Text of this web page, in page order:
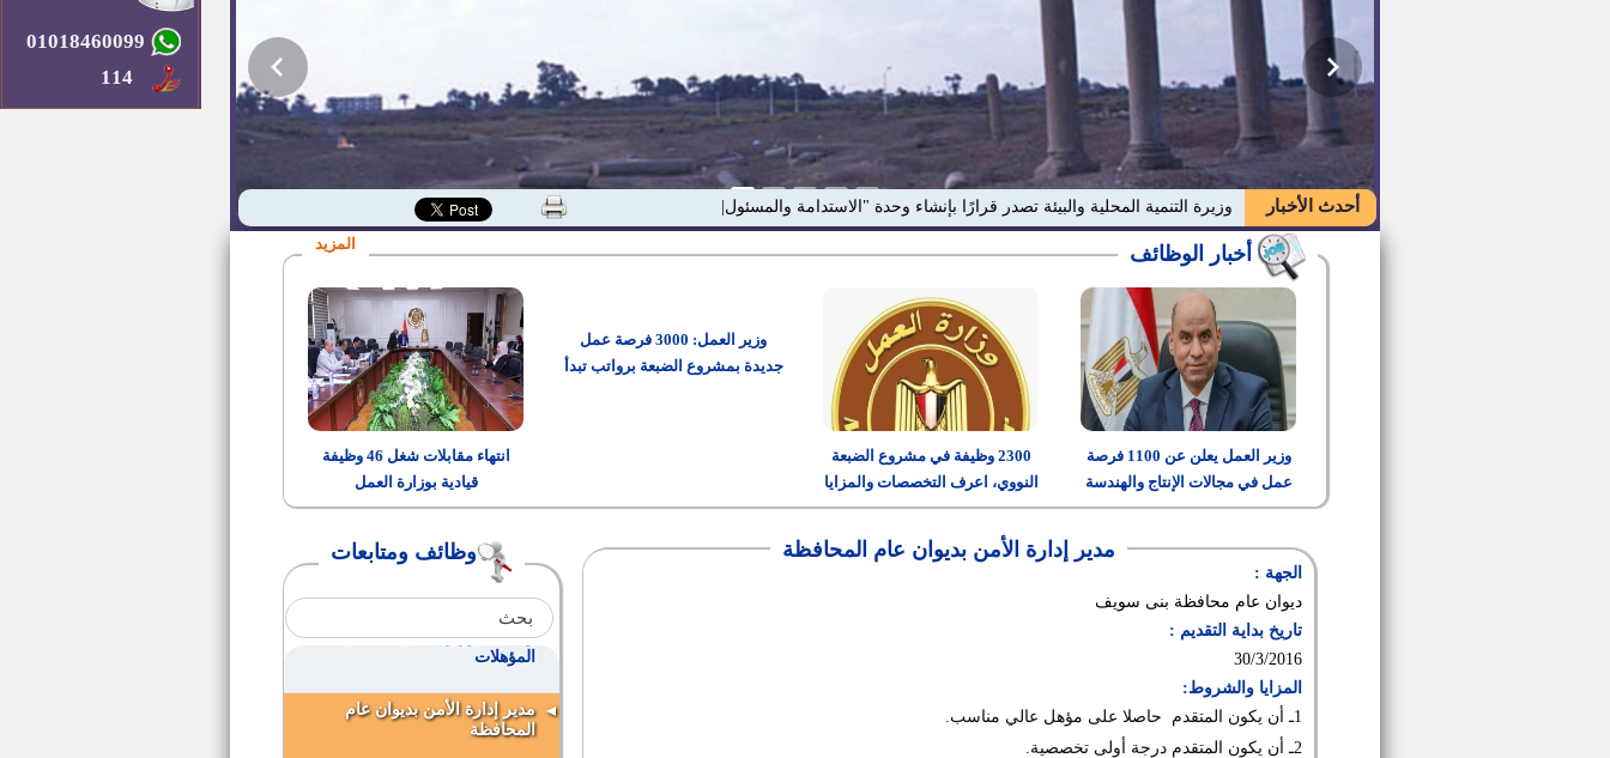
01018460099
114
أحدث الأخبار وزيرة التنمية المحلية والبيئة تصدر قرارًا بإنشاء وحدة "الاستدامة والمسئولية المجتمع|
المزيد
وزير العمل يعلن عن 1100 فرصة
عمل في مجالات الإنتاج والهندسة
والتشغيل
2300 وظيفة في مشروع الضبعة
النووي، اعرف التخصصات والمزايا
وطريقة التقديم
وزير العمل: 3000 فرصة عمل
جديدة بمشروع الضبعة برواتب تبدأ
انتهاء مقابلات شغل 46 وظيفة
قيادية بوزارة العمل
مدير إدارة الأمن بديوان عام المحافظة
الجهة :
ديوان عام محافظة بنى سويف
تاريخ بداية التقديم :
30/3/2016
المزايا والشروط:
1ـ أن يكون المتقدم
حاصلا على مؤهل عالي مناسب.
2ـ أن يكون المتقدم درجة أولى تخصصية.
وظائف ومتابعات
وظائف بشركة ايديتا
20 وظيفة واعظ في مجال تحقيق
التراث بالأزهر الشريف
اسماء المقبولين لوظيفة خدمات
معاونة بمسابقة النيابة الادارية
وظائف بوزارة الانتاج الحربي
اسماء المقبولين النهائية بوظيفة
كاتب رابع
وظائف في بنك مصر
وظائف بوزارة النقل لمختلف
المؤهلات
مدير إدارة الأمن بديوان عام
المحافظة